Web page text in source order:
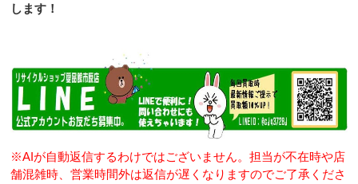
します！
※AIが自動返信するわけではございません。担当が不在時や店
舗混雑時、営業時間外は返信が遅くなりますのでご了承くださ